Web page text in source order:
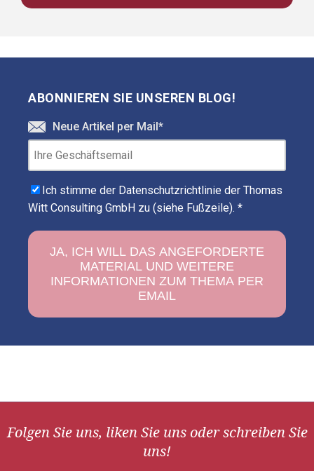
ABONNIEREN SIE UNSEREN BLOG!
Neue Artikel per Mail *
Ich stimme der Datenschutzrichtlinie der Thomas
Witt Consulting GmbH zu (siehe Fußzeile). *
Folgen Sie uns, liken Sie uns oder schreiben Sie
uns!